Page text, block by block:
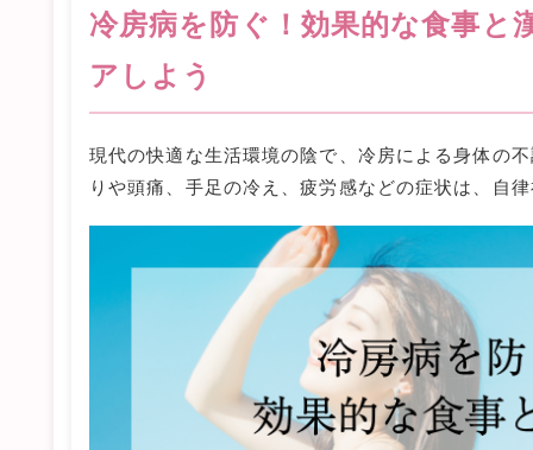
冷房病を防ぐ！効果的な食事と
アしよう
現代の快適な生活環境の陰で、冷房による身体の
りや頭痛、手足の冷え、疲労感などの症状は、自